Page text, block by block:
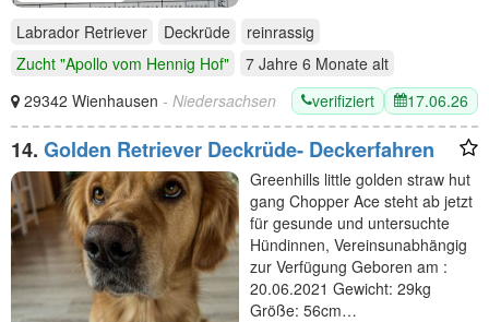
Labrador Retriever Deckrüde
reinrassig
Zucht "Apollo vom Hennig Hof"
7 Jahre 6 Monate alt
29342 Wienhausen - Niedersachsen verifiziert 17.06.26
14. Golden Retriever Deckrüde- Deckerfahren
Greenhills little golden straw hut
gang Chopper Ace steht ab jetzt
für gesunde und untersuchte
Hündinnen, Vereinsunabhängig
zur Verfügung Geboren am :
20.06.2021 Gewicht: 29kg
Größe: 56cm…